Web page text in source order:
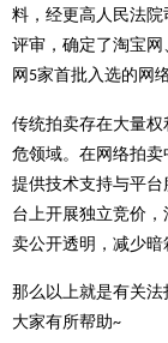
料，经更高人民法
评审，确定了淘宝
网5家首批入选的网
传统拍卖存在大量
危领域。在网络拍
提供技术支持与平
台上开展独立竞价
卖公开透明，减少暗
那么以上就是有关
大家有所帮助~